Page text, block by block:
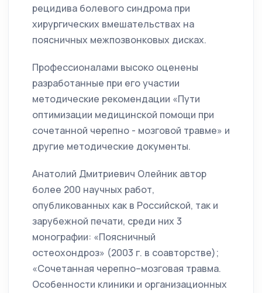
рецидива болевого синдрома при
хирургических вмешательствах на
поясничных межпозвонковых дисках.
Профессионалами высоко оценены
разработанные при его участии
методические рекомендации «Пути
оптимизации медицинской помощи при
сочетанной черепно - мозговой травме» и
другие методические документы.
Анатолий Дмитриевич Олейник автор
более 200 научных работ,
опубликованных как в Российской, так и
зарубежной печати, среди них 3
монографии: «Поясничный
остеохондроз» (2003 г. в соавторстве);
«Сочетанная черепно–мозговая травма.
Особенности клиники и организационных